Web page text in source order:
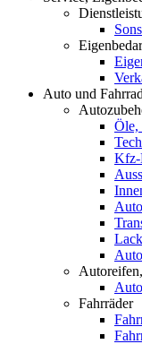
Auto und
Öle,
Kfz-
Fahrräder